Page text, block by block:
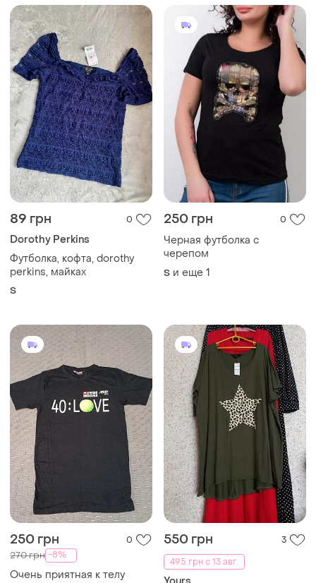
89 грн 0
Dorothy Perkins
Футболка, кофта, dorothy
perkins, майках
250 грн 0
Черная футболка с
черепом
и еще 1
250 грн 0
270 грн -8%
Очень приятная к телу
футболка, красиво тянется,
мягкая.размер указан xs, но
более идет на рисунок не
трескается и не сотрется.
ХS и еще 1
550 грн
3
495 грн с 13 авг.
Yours
Футболка yours новая
принтом узор
и еще